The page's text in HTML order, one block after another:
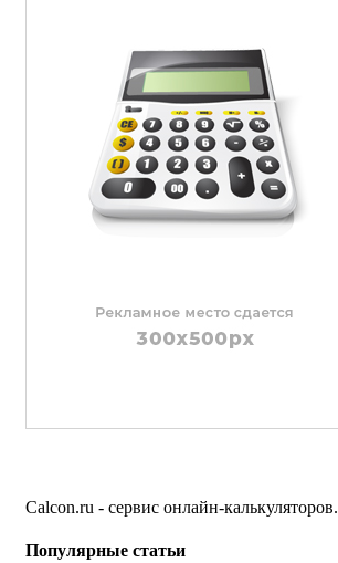
Calcon.ru - сервис онлайн-калькуляторов.
Популярные статьи